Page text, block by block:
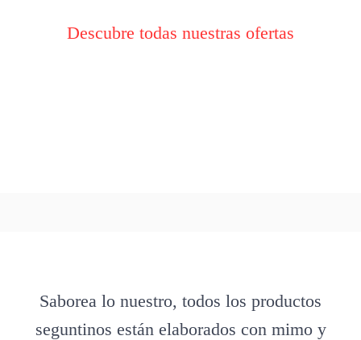
Descubre todas nuestras ofertas
Saborea lo nuestro, todos los productos
seguntinos están elaborados con mimo y